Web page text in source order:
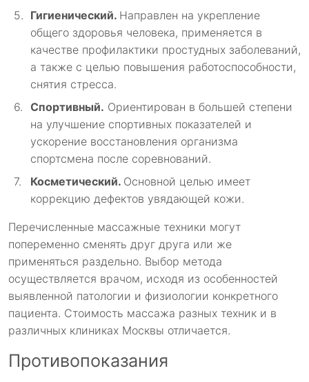
Гигиенический. Направлен на укрепление
общего здоровья человека, применяется в
качестве профилактики простудных заболеваний,
а также с целью повышения работоспособности,
снятия стресса.
Спортивный. Ориентирован в большей степени
на улучшение спортивных показателей и
ускорение восстановления организма
спортсмена после соревнований.
Косметический. Основной целью имеет
коррекцию дефектов увядающей кожи.
Перечисленные массажные техники могут
попеременно сменять друг друга или же
применяться раздельно. Выбор метода
осуществляется врачом, исходя из особенностей
выявленной патологии и физиологии конкретного
пациента. Стоимость массажа разных техник и в
различных клиниках Москвы отличается.
Противопоказания